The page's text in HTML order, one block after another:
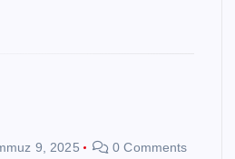
9, 2025 0 Comments